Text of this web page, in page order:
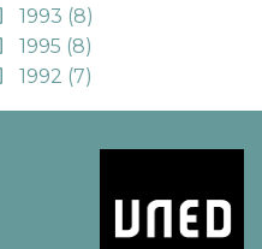
1993 (8)
1995 (8)
1992 (7)